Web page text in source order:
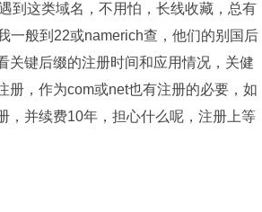
到这类域名，不用怕，长线收藏，总有
一般到22或namerich查，他们的别国后
关键后缀的注册时间和应用情况，关健
册，作为com或net也有注册的必要，如
，并续费10年，担心什么呢，注册上等